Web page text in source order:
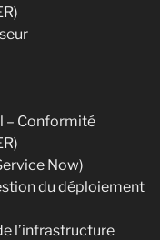
– Conformité
Now)
du déploiement
l’infrastructure